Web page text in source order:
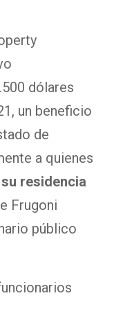
dólares
un beneficio
de
a quienes
residencia
Frugoni
público